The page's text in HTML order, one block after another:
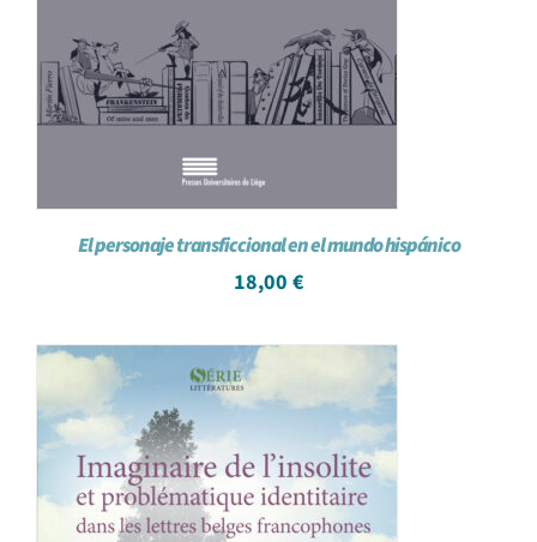
El personaje transficcional en el mundo hispánico
18,00 €